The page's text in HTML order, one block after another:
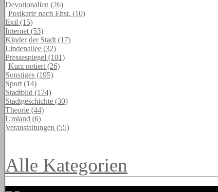
Devotionalien (26)
Postkarte nach Ehst. (10)
Exil (15)
Internet (53)
Kinder der Stadt (17)
Lindenallee (32)
Pressespiegel (101)
Kurz notiert (26)
Sonstiges (195)
Sport (14)
Stadtbild (174)
Stadtgeschichte (30)
Theorie (44)
Umland (6)
Veranstaltungen (55)
Alle Kategorien